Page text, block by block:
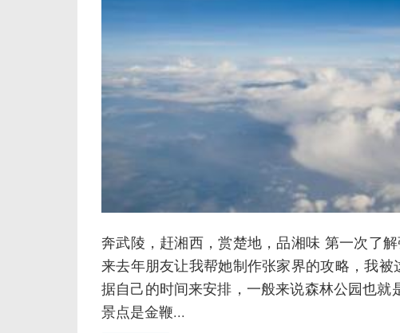
奔武陵，赶湘西，赏楚地，品湘味 第一次了
来去年朋友让我帮她制作张家界的攻略，我
据自己的时间来安排，一般来说森林公园也
景点是金鞭...